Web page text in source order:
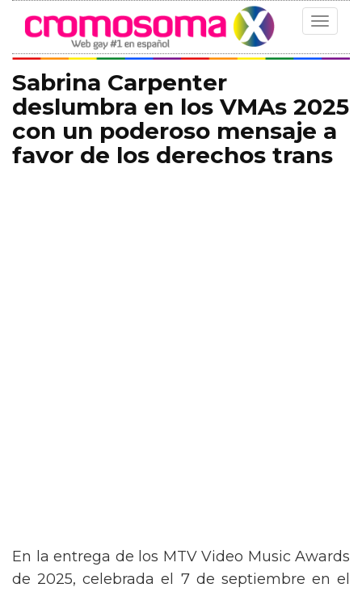
Toggle
Sabrina Carpenter
deslumbra en los VMAs 2025
con un poderoso mensaje a
favor de los derechos trans
En la entrega de los MTV Video Music Awards
de 2025, celebrada el 7 de septiembre en el